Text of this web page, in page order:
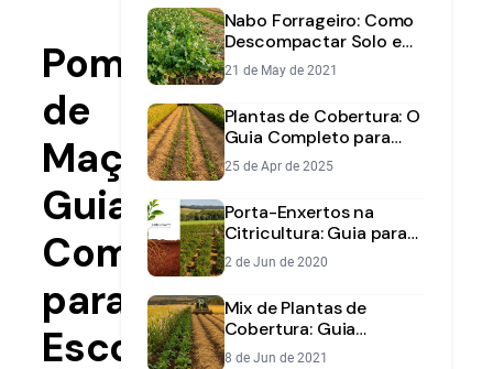
2025
leitura
Pomar
de
Maçãs:
Guia
Completo
para
Escolher
Nabo Forrageiro: Como
Descompactar Solo e
Aumentar
Produtividade
21 de May de 2021
Plantas de Cobertura: O
Guia Completo para
Proteger e Enriquecer
seu Solo
25 de Apr de 2025
Porta-Enxertos na
Citricultura: Guia para
Escolher a Base do
Pomar
2 de Jun de 2020
Mix de Plantas de
Cobertura: Guia
Completo para
8 de Jun de 2021